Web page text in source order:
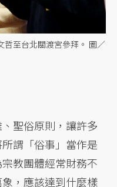
哲至台北關渡宮參拜。 圖／
聖俗原則，讓許多
謂「俗事」當作是
教團體經常財務不
，應該達到什麼樣